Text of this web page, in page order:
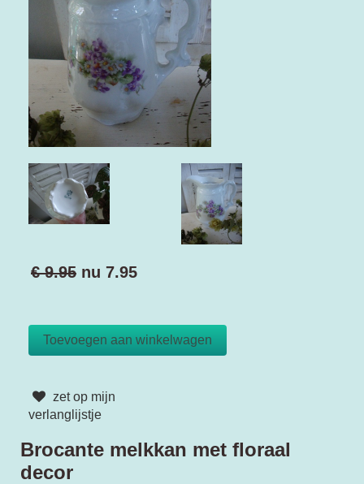
€ 9.95 nu 7.95
zet op mijn
verlanglijstje
Brocante melkkan met floraal
decor